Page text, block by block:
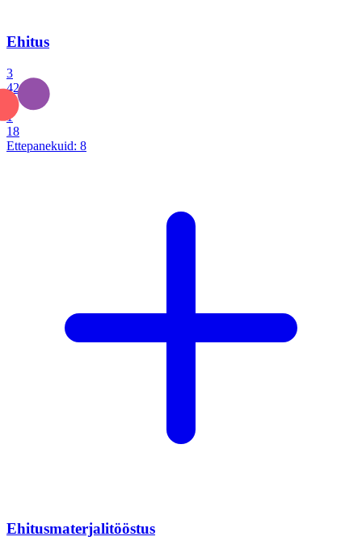
Ehitus
3
42
1
18
Ettepanekuid: 8
Ehitusmaterjalitööstus